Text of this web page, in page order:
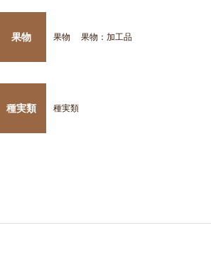
果物 果物 果物：加工品
種実類 種実類